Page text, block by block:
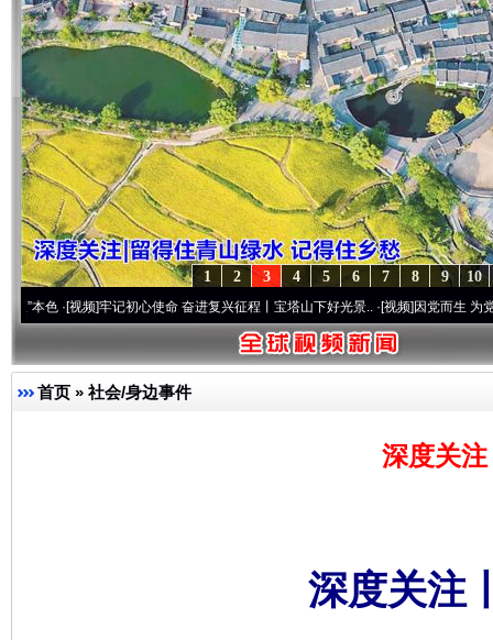
10
9
8
7
6
5
4
3
2
1
视频]牢记初心使命 奋进复兴征程丨宝塔山下好光景..·[视频]因党而生 为党而战——
首页 » 社会/身边事件
深度关
深度关注